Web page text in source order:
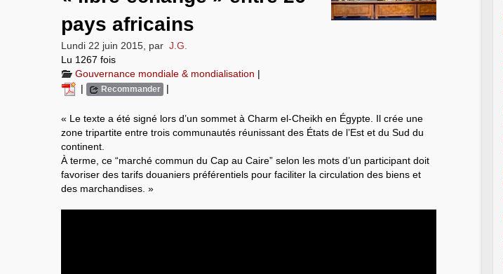
pays africains
Lundi 22 juin 2015 par J.G.
Lu 1267 fois
Gouvernance mondiale & mondialisation |
|
Recommander |
« Le texte a été signé lors d’un sommet à Charm el-Cheikh en Égypte. Il crée une
zone tripartite entre trois communautés réunissant des États de l’Est et du Sud du
continent.
À terme, ce “marché commun du Cap au Caire” selon les mots d’un participant doit
favoriser des tarifs douaniers préférentiels pour faciliter la circulation des biens et
des marchandises. »